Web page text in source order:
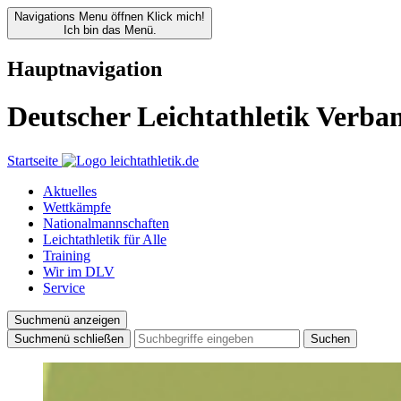
Navigations Menu öffnen Klick mich!
Ich bin das Menü.
Hauptnavigation
Deutscher Leichtathletik
Startseite
Aktuelles
Wettkämpfe
Nationalmannschaften
Leichtathletik für Alle
Training
Wir im DLV
Service
Suchmenü anzeigen
Suchmenü schließen
Suchen